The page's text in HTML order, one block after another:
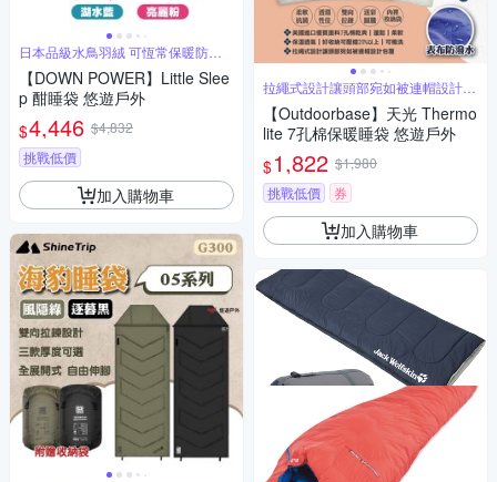
日本品級水鳥羽絨 可恆常保暖防止
溫度流失
【DOWN POWER】Little Slee
p 酣睡袋 悠遊戶外
$4,446 $4,832
挑戰低價
加入購物車
拉繩式設計讓頭部宛如被連帽設計包
覆
【Outdoorbase】天光 Thermo
lite 7孔棉保暖睡袋 悠遊戶外
$1,822 $1,980
挑戰低價
券
加入購物車